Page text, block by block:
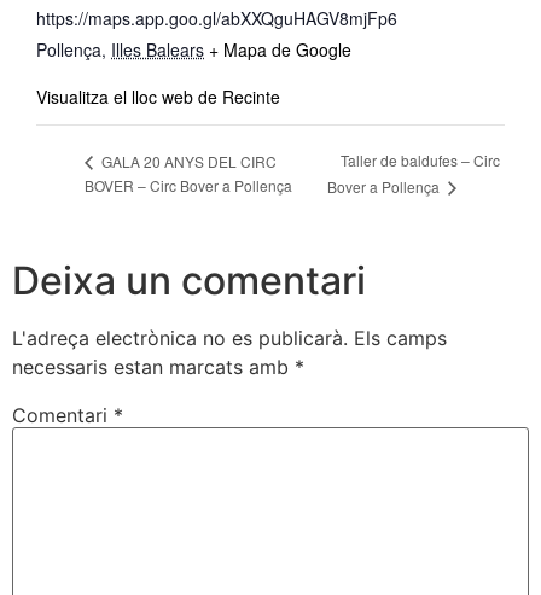
https://maps.app.goo.gl/abXXQguHAGV8mjFp6
Pollença, Illes Balears + Mapa de Google
Visualitza el lloc web de Recinte
GALA 20 ANYS DEL CIRC
BOVER – Circ Bover a Pollença
Taller de baldufes – Circ
Bover a Pollença
Deixa un comentari
L'adreça electrònica no es publicarà. Els camps
necessaris estan marcats amb *
Comentari *